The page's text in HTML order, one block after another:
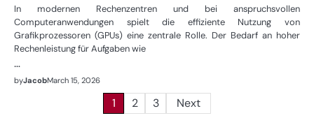
In modernen Rechenzentren und bei anspruchsvollen
Computeranwendungen spielt die effiziente Nutzung von
Grafikprozessoren (GPUs) eine zentrale Rolle. Der Bedarf an hoher
Rechenleistung für Aufgaben wie
…
byJacobMarch 15, 2026
1 2 3 Next